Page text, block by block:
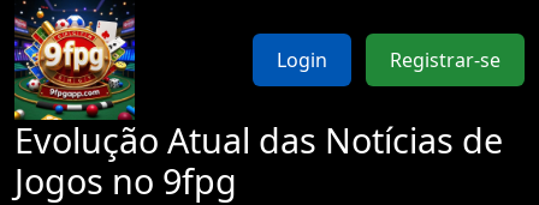
Login Registrar-se
Evolução Atual das Notícias de
Jogos no 9fpg